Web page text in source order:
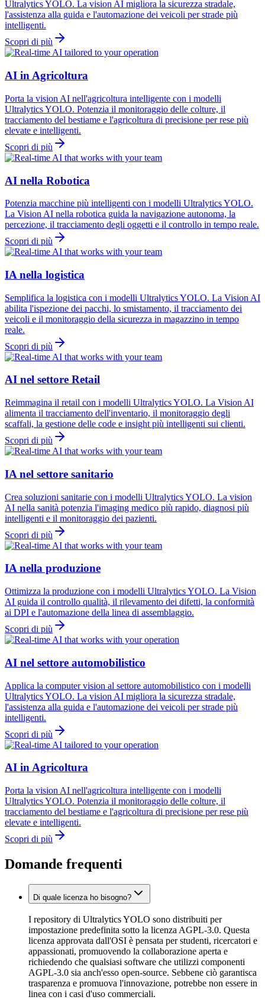
Ultralytics YOLO. La vision AI migliora la sicurezza stradale,
l'assistenza alla guida e l'automazione dei veicoli per strade più
intelligenti.
Scopri di più
AI in Agricoltura
Porta la vision AI nell'agricoltura intelligente con i modelli
Ultralytics YOLO. Potenzia il monitoraggio delle colture, il
tracciamento del bestiame e l'agricoltura di precisione per rese più
elevate e intelligenti.
Scopri di più
AI nella Robotica
Potenzia macchine più intelligenti con i modelli Ultralytics YOLO.
La Vision AI nella robotica guida la navigazione autonoma, la
percezione, il tracciamento degli oggetti e il controllo in tempo reale.
Scopri di più
IA nella logistica
Semplifica la logistica con i modelli Ultralytics YOLO. La Vision AI
abilita l'ispezione dei pacchi, lo smistamento, il tracciamento dei
veicoli e il monitoraggio della sicurezza in magazzino in tempo
reale.
Scopri di più
AI nel settore Retail
Reimmagina il retail con i modelli Ultralytics YOLO. La Vision AI
alimenta il tracciamento dell'inventario, il monitoraggio degli
scaffali, la gestione delle code e insight più intelligenti sui clienti.
Scopri di più
IA nel settore sanitario
Crea soluzioni sanitarie con i modelli Ultralytics YOLO. La vision
AI nella sanità potenzia l'imaging medico più rapido, diagnosi più
intelligenti e il monitoraggio dei pazienti.
Scopri di più
IA nella produzione
Ottimizza la produzione con i modelli Ultralytics YOLO. La Vision
AI guida il controllo qualità, il rilevamento dei difetti, la conformità
ai DPI e l'automazione della linea di assemblaggio.
Scopri di più
AI nel settore automobilistico
Applica la computer vision al settore automobilistico con i modelli
Ultralytics YOLO. La vision AI migliora la sicurezza stradale,
l'assistenza alla guida e l'automazione dei veicoli per strade più
intelligenti.
Scopri di più
AI in Agricoltura
Porta la vision AI nell'agricoltura intelligente con i modelli
Ultralytics YOLO. Potenzia il monitoraggio delle colture, il
tracciamento del bestiame e l'agricoltura di precisione per rese più
elevate e intelligenti.
Scopri di più
Domande frequenti
Di quale licenza ho bisogno?
I repository di Ultralytics YOLO sono distribuiti per
impostazione predefinita sotto la licenza AGPL-3.0. Questa
licenza approvata dall'OSI è pensata per studenti, ricercatori e
appassionati, promuovendo la collaborazione aperta e
richiedendo che qualsiasi software che utilizzi componenti
AGPL-3.0 sia anch'esso open-source. Sebbene ciò garantisca
trasparenza e promuova l'innovazione, potrebbe non essere in
linea con i casi d'uso commerciali.